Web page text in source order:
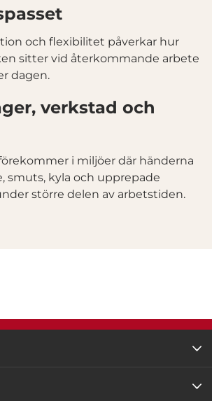
och flexibilitet påverkar hur
sitter vid återkommande arbete
dagen.
verkstad och
i miljöer där händerna
smuts, kyla och upprepade
större delen av arbetstiden.